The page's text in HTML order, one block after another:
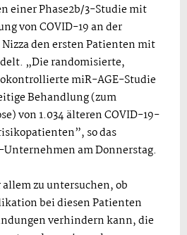
einer Phase2b/3-Studie mit
von COVID-19 an der
den ersten Patienten mit
„Die randomisierte,
miR-AGE-Studie
Behandlung (zum
von 1.034 älteren COVID-19-
so das
am Donnerstag.
zu untersuchen, ob
bei diesen Patienten
verhindern kann, die